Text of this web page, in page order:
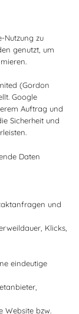
Nutzung zu
genutzt, um
(Gordon
Google
Auftrag und
Sicherheit und
Daten
und
Klicks,
eindeutige
Website bzw.